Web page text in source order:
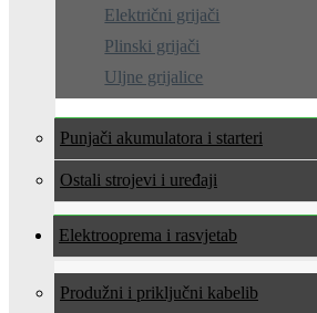
Električni grijači
Plinski grijači
Uljne grijalice
Punjači akumulatora i starteri
Ostali strojevi i uređaji
Elektrooprema i rasvjeta
Produžni i priključni kabeli